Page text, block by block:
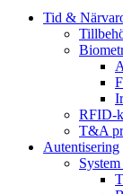
Tid &
RFID-
T&A
Autentisering